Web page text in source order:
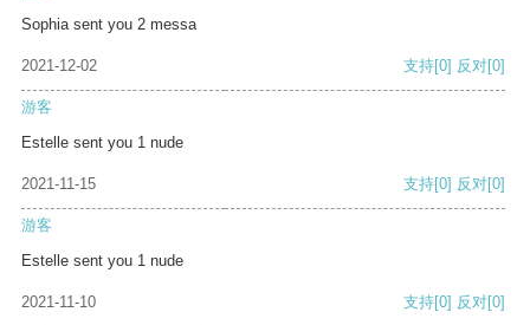
Sophia sent you 2 messa
2021-12-02 支持[0] 反对[0]
游客
Estelle sent you 1 nude
2021-11-15 支持[0] 反对[0]
游客
Estelle sent you 1 nude
2021-11-10 支持[0] 反对[0]